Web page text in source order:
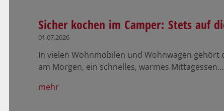
Sicher kochen im Camper: Stets auf
01.07.2026
In vielen Wohnmobilen und Wohnwagen
am Morgen, ein schnelles, warmes Mittagessen…
mehr